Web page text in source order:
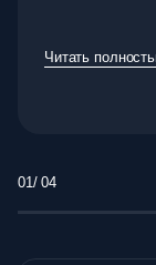
Читать
/ 04